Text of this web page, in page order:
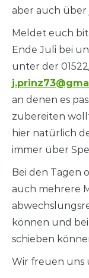
aber auch über
Meldet euch
Ende Juli bei
unter der
an denen es
zubereiten
hier natürlich
immer über
Bei den Tagen
auch mehrere
können und
schieben
Wir freuen uns